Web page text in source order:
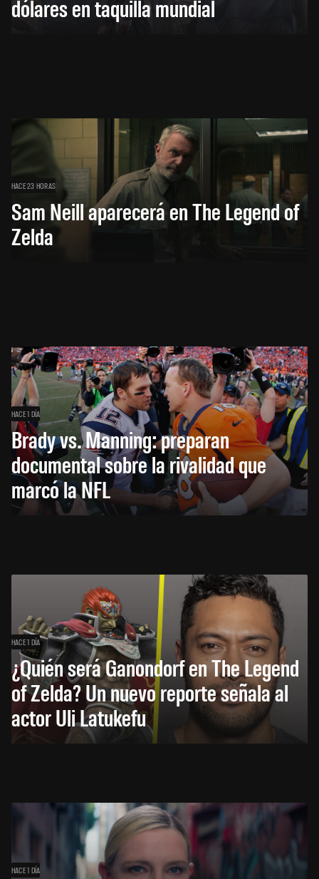
dólares en taquilla mundial
HACE 23 HORAS
Sam Neill aparecerá en The Legend of
Zelda
HACE 1 DÍA
Brady vs. Manning: preparan
documental sobre la rivalidad que
marcó la NFL
HACE 1 DÍA
¿Quién será Ganondorf en The Legend
of Zelda? Un nuevo reporte señala al
actor Uli Latukefu
HACE 1 DÍA